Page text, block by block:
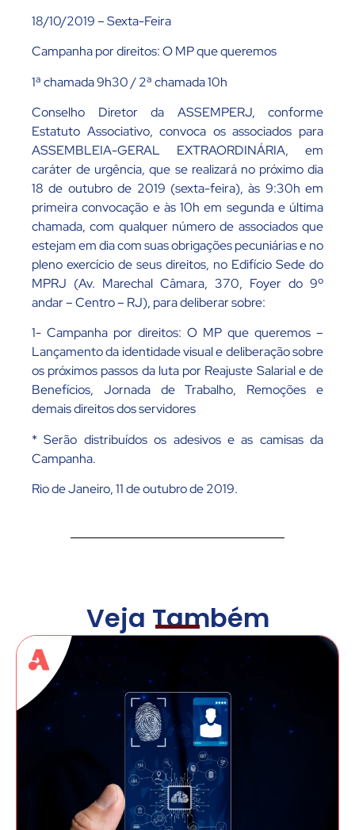
18/10/2019 – Sexta-Feira
Campanha por direitos: O MP que queremos
1ª chamada 9h30 / 2ª chamada 10h
Conselho Diretor da ASSEMPERJ, conforme
Estatuto Associativo, convoca os associados para
ASSEMBLEIA-GERAL EXTRAORDINÁRIA, em
caráter de urgência, que se realizará no próximo dia
18 de outubro de 2019 (sexta-feira), às 9:30h em
primeira convocação e às 10h em segunda e última
chamada, com qualquer número de associados que
estejam em dia com suas obrigações pecuniárias e no
pleno exercício de seus direitos, no Edifício Sede do
MPRJ (Av. Marechal Câmara, 370, Foyer do 9º
andar – Centro – RJ), para deliberar sobre:
1- Campanha por direitos: O MP que queremos –
Lançamento da identidade visual e deliberação sobre
os próximos passos da luta por Reajuste Salarial e de
Benefícios, Jornada de Trabalho, Remoções e
demais direitos dos servidores
* Serão distribuídos os adesivos e as camisas da
Campanha.
Rio de Janeiro, 11 de outubro de 2019.
Veja Também